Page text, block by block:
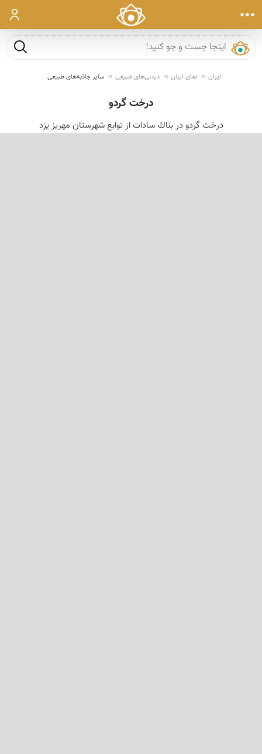
ورود
جست و
ایران نمای ایران دیدنی‌های طبیعی سایر جاذبه‌های طبیعی
درخت گردو
درخت گردو در بناك سادات از توابع شهرستان مهریز یزد